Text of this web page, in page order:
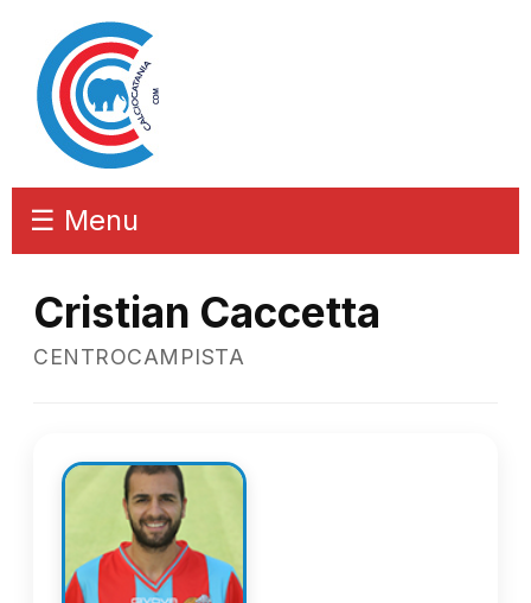
☰ Menu
Cristian Caccetta
CENTROCAMPISTA